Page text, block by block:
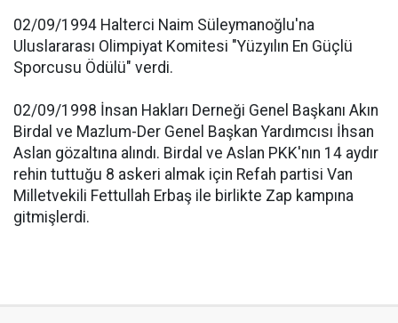
02/09/1994 Halterci Naim Süleymanoğlu'na
Uluslararası Olimpiyat Komitesi "Yüzyılın En Güçlü
Sporcusu Ödülü" verdi.
02/09/1998 İnsan Hakları Derneği Genel Başkanı Akın
Birdal ve Mazlum-Der Genel Başkan Yardımcısı İhsan
Aslan gözaltına alındı. Birdal ve Aslan PKK'nın 14 aydır
rehin tuttuğu 8 askeri almak için Refah partisi Van
Milletvekili Fettullah Erbaş ile birlikte Zap kampına
gitmişlerdi.